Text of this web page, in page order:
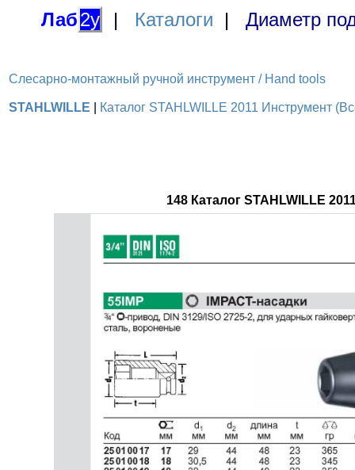
Лаб2у | Каталоги | Диаметр
Слесарно-монтажный ручной инструмент / Hand tools
STAHLWILLE Каталог STAHLWILLE 2011 Инструмент
148 Каталог STAHLWILLE